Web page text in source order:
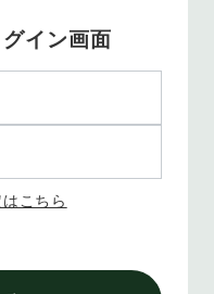
イン画面
こちら